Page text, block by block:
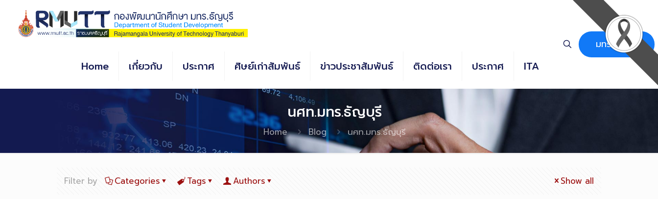
Content
Home เกี่ยวกับ ประกาศ ศิษย์เก่าสัมพันธ์ ข่าวประชาสัมพันธ์ ติดต่อเรา ประกาศ ITA
มทร.ธัญบุรี
นศท.มทร.ธัญบุรี
Home Blog นศท.มทร.ธัญบุรี
Filter by Categories Tags Authors Show all